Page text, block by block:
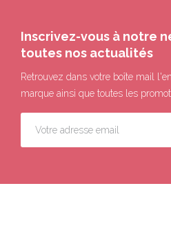
Inscrivez-vous à notre
toutes nos actualités
Retrouvez dans votre boîte mail
marque ainsi que toutes les